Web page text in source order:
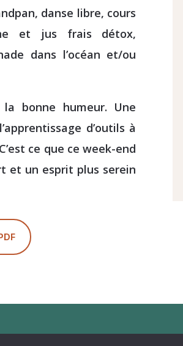
danse libre, cours
et jus frais détox,
dans l’océan et/ou
bonne humeur. Une
d’outils à
ce que ce week-end
et un esprit plus serein